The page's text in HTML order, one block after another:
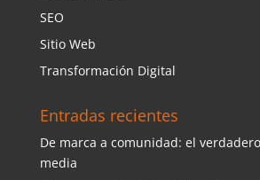
SEO
Sitio Web
Transformación Digital
Entradas recientes
De marca a comunidad: el
media